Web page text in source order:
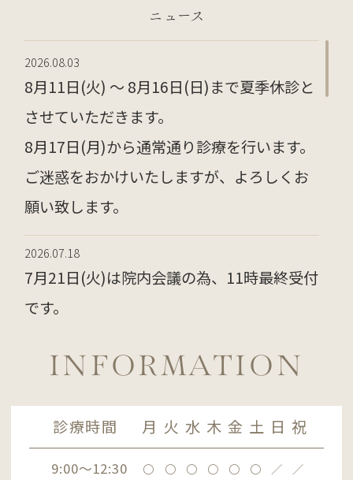
ニュース
2026.08.03
8月11日(火) ～ 8月16日(日)まで夏季休診と
させていただきます。
8月17日(月)から通常通り診療を行います。
ご迷惑をおかけいたしますが、よろしくお
願い致します。
2026.07.18
7月21日(火)は院内会議の為、11時最終受付
です。
ご迷惑おかけいたしますが、よろしくお願
2025年12月30日(火）～2026年1月4日(日)
INFORMATION
診療時間 月 火 水 木 金 土 日 祝
9:00～12:30 〇 〇 〇 〇 〇 〇 ／ ／